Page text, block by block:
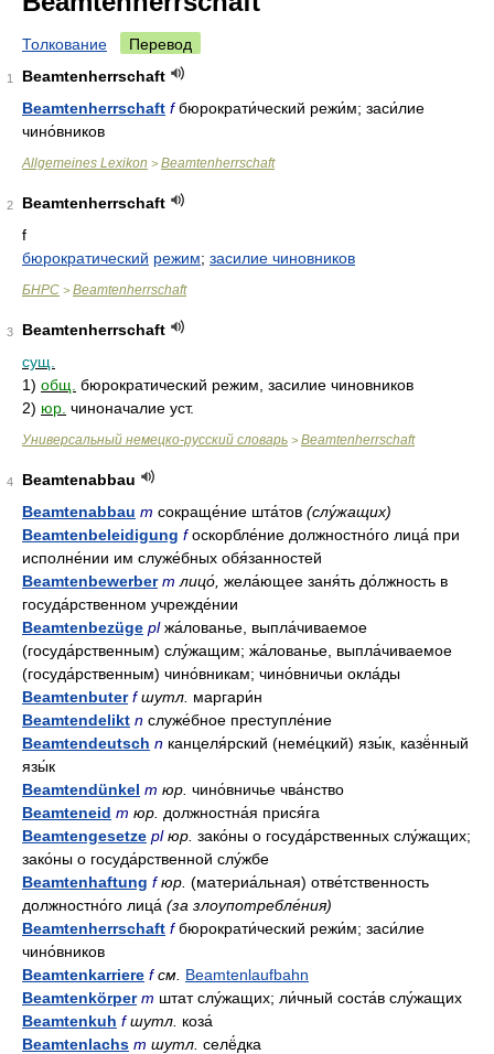
Толкование Перевод
1
Beamtenherrschaft
Beamtenherrschaft fбюрократи́ческий режи́м; заси́лие
чино́вников
Allgemeines Lexikon > Beamtenherrschaft
2
Beamtenherrschaft
f
бюрократический режим; засилие чиновников
БНРС > Beamtenherrschaft
3
Beamtenherrschaft
сущ.
1) общ. бюрократический режим, засилие чиновников
2) юр. чиноначалие уст.
Универсальный немецко-русский словарь > Beamtenherrschaft
4
Beamtenabbau
Beamtenabbau m сокраще́ние шта́тов (слу́жащих)
Beamtenbeleidigung fоскорбле́ние должностно́го лица́ при
исполне́нии им служе́бных обя́занностей
Beamtenbewerber m лицо́, жела́ющее заня́ть до́лжность в
госуда́рственном учрежде́нии
Beamtenbezüge plжа́лованье, выпла́чиваемое
(госуда́рственным) слу́жащим; жа́лованье, выпла́чиваемое
(госуда́рственным) чино́вникам; чино́вничьи окла́ды
Beamtenbuter f шутл. маргари́н
Beamtendelikt n служе́бное преступле́ние
Beamtendeutsch n канцеля́рский (неме́цкий) язы́к, казё́нный
язы́к
Beamtendünkel m юр. чино́вничье чва́нство
Beamteneid m юр. должностна́я прися́га
Beamtengesetze pl юр. зако́ны о госуда́рственных слу́жащих;
зако́ны о госуда́рственной слу́жбе
Beamtenhaftung f юр. (материа́льная) отве́тственность
должностно́го лица́ (за злоупотребле́ния)
Beamtenherrschaft fбюрократи́ческий режи́м; заси́лие
чино́вников
Beamtenkarriere f см. Beamtenlaufbahn
Beamtenkörper m штат слу́жащих; ли́чный соста́в слу́жащих
Beamtenkuh f шутл. коза́
Beamtenlachs m шутл. селё́дка